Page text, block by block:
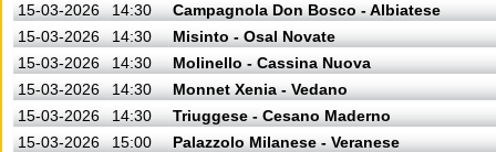
15-03-2026
14:30
Campagnola Don Bosco - Albiatese
15-03-2026
14:30
Misinto - Osal Novate
15-03-2026
14:30
Molinello - Cassina Nuova
15-03-2026
14:30
Monnet Xenia - Vedano
15-03-2026
14:30
Triuggese - Cesano Maderno
15-03-2026
15:00
Palazzolo Milanese - Veranese